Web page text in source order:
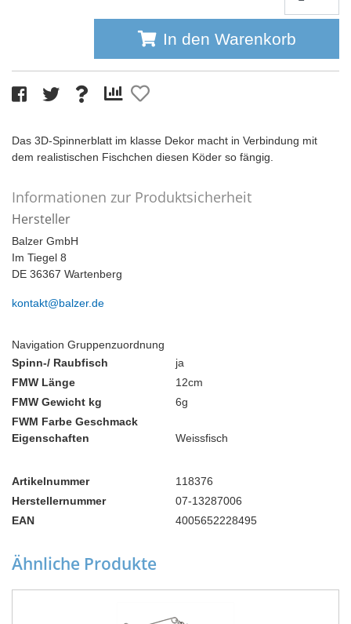
In den Warenkorb
Das 3D-Spinnerblatt im klasse Dekor macht in Verbindung mit
dem realistischen Fischchen diesen Köder so fängig.
Informationen zur Produktsicherheit
Hersteller
Balzer GmbH
Im Tiegel 8
DE 36367 Wartenberg
kontakt@balzer.de
Navigation Gruppenzuordnung
Spinn-/ Raubfisch
ja
FMW Länge
12cm
FMW Gewicht kg
6g
FWM Farbe Geschmack
Eigenschaften
Weissfisch
Artikelnummer
118376
Herstellernummer
07-13287006
EAN
4005652228495
Ähnliche Produkte